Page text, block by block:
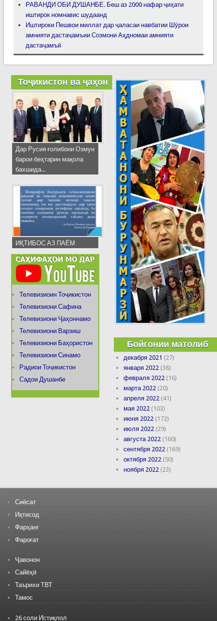
РАВАНДИ ОБИ ДУШАНБЕ. Беш аз 2000 нафар ҷиҳати
иштирок номнавис шудаанд
Иштироки Пешвои миллат дар ҷаласаи навбатии Шӯрои
амнияти дастаҷамъии Созмони Аҳдномаи амнияти
дастаҷамъӣ
Тоҷикистон ва ҷаҳон
Дар Русия ғолибони Озмун
барои беҳтарин мақола
бахшида...
ИҚТИБОС АЗ ПАЁМ
Телевизиоин Тоҷикистон
Телевизиони Сафина
Телевизиони Ҷаҳоннамо
Телевизиони Варзиш
Телевизиони Баҳористон
Телевизиони Синамо
Радиои Тоҷикистон
Садои Душанбе
Бойгонии матолиб
декабря 2021 (27)
января 2022 (38)
февраля 2022 (16)
марта 2022 (20)
апреля 2022 (41)
мая 2022 (103)
июня 2022 (172)
июля 2022 (29)
августа 2022 (160)
сентября 2022 (169)
октября 2022 (50)
ноября 2022 (23)
Сиёсат
Иқтисод
Фарҳанг
Фароғат
Ҷавонон
Сайёҳӣ
Таърихи ТВТ
Тамос
26 соли Истиқлол